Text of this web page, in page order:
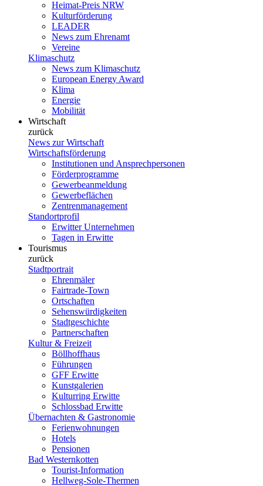
Heimat-Preis NRW
Kulturförderung
LEADER
News zum Ehrenamt
Vereine
Klimaschutz
News zum Klimaschutz
European Energy Award
Klima
Energie
Mobilität
Wirtschaft
zurück
News zur Wirtschaft
Wirtschaftsförderung
Institutionen und Ansprechpersonen
Förderprogramme
Gewerbeanmeldung
Gewerbeflächen
Zentrenmanagement
Standortprofil
Erwitter Unternehmen
Tagen in Erwitte
Tourismus
zurück
Stadtportrait
Ehrenmäler
Fairtrade-Town
Ortschaften
Sehenswürdigkeiten
Stadtgeschichte
Partnerschaften
Kultur & Freizeit
Böllhoffhaus
Führungen
GFF Erwitte
Kunstgalerien
Kulturring Erwitte
Schlossbad Erwitte
Übernachten & Gastronomie
Ferienwohnungen
Hotels
Pensionen
Bad Westernkotten
Tourist-Information
Hellweg-Sole-Thermen